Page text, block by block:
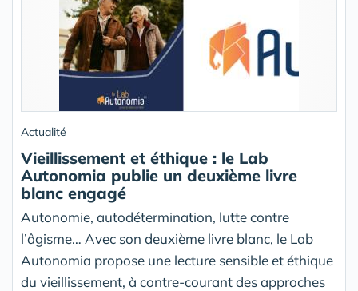
Actualité
Vieillissement et éthique : le Lab
Autonomia publie un deuxième livre
blanc engagé
Autonomie, autodétermination, lutte contre
l’âgisme… Avec son deuxième livre blanc, le Lab
Autonomia propose une lecture sensible et éthique
du vieillissement, à contre-courant des approches